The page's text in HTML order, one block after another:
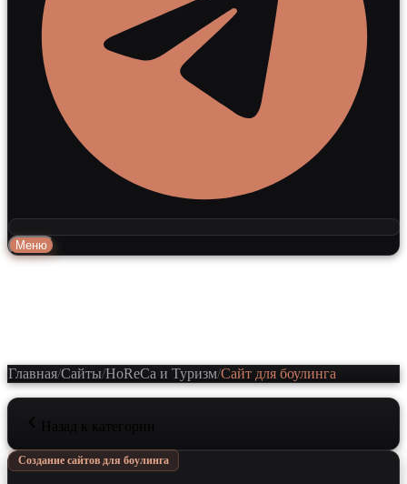
Меню
Главная/Сайты/HoReCa и Туризм/Сайт для боулинга
Создание сайтов для боулинга